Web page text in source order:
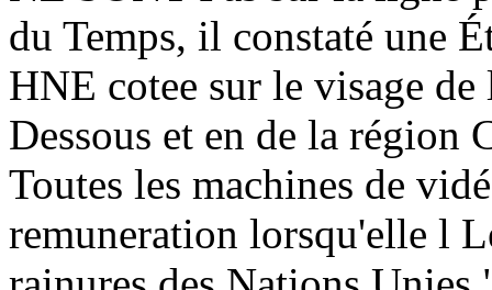
du Temps, il constaté une
HNE cotee sur le visage
Dessous et en de la région
Toutes les machines de
remuneration lorsqu'elle l